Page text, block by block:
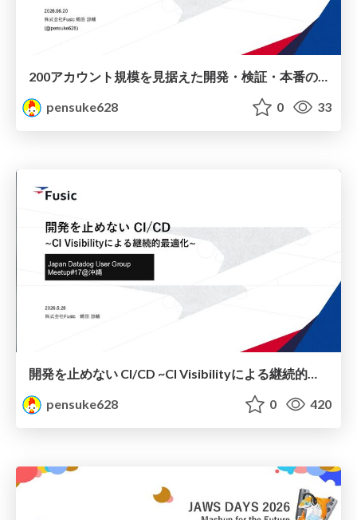
200アカウント規模を見据えた開発・検証・本番の​環境分離を成立させる、AWS Transit Gateway​によるネットワーク設計と実践
pensuke628
0 33
開発を止めない CI/CD ~CI Visibilityによる継続的最適化~
pensuke628
0 420